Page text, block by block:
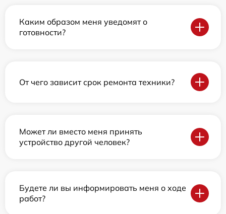
Каким образом меня уведомят о
готовности?
От чего зависит срок ремонта техники?
Может ли вместо меня принять
устройство другой человек?
Будете ли вы информировать меня о ходе
работ?